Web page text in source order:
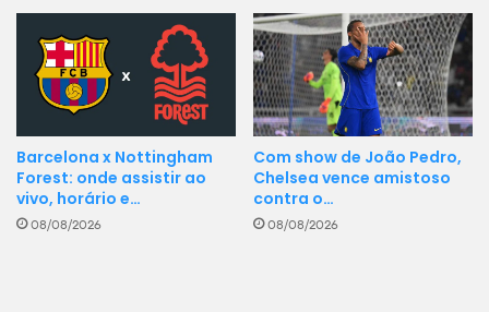
Barcelona x Nottingham
Forest: onde assistir ao
vivo, horário e…
08/08/2026
Com show de João Pedro,
Chelsea vence amistoso
contra o…
08/08/2026